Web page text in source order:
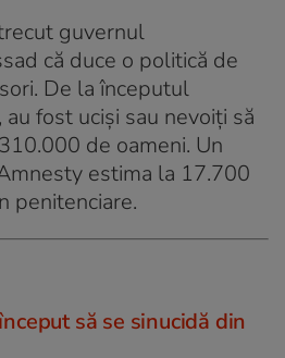
guvernul
că duce o politică de
De la începutul
fost uciși sau nevoiți să
de oameni. Un
estima la 17.700
penitenciare.
să se sinucidă din